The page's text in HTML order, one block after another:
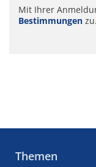
Mit Ihrer
Bestimmungen zu.
Themen